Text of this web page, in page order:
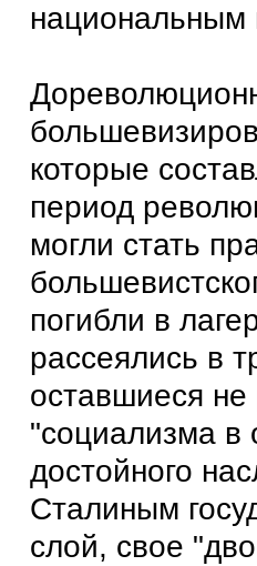
национальным
которые
период
могли стать
погибли в
рассеялись в
оставшиеся не
"социализма в
достойного
Сталиным
слой, свое